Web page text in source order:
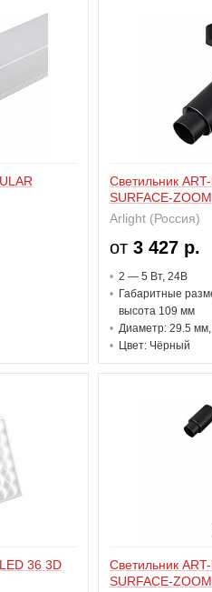
Светильник
SURFACE-ZOOM
Arlight (Россия)
от3 427 р.
2 — 5 Вт, 24В
Габаритные
высота 109 мм
Диаметр: 29.5
Цвет: Чёрный
36 3D
Светильник
SURFACE-